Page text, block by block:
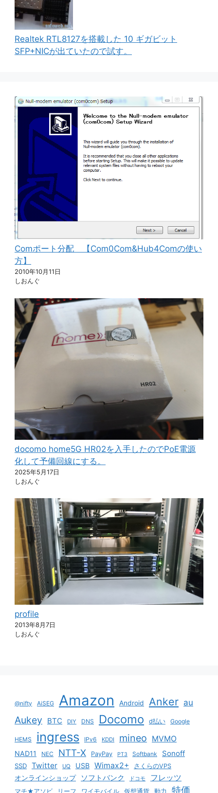
Realtek RTL8127を搭載した 10 ギガビット
SFP+NICが出ていたので試す。
Comポート分配 【Com0Com&Hub4Comの使い
方】
2010年10月11日
しおんぐ
docomo home5G HR02を入手したのでPoE電源
化して予備回線にする。
2025年5月17日
しおんぐ
profile
2013年8月7日
しおんぐ
@nifty AiSEG Amazon Android Anker au
Aukey BTC DIY DNS Docomo d払い Google
HEMS ingress IPv6 KDDI mineo MVMO
NAD11 NEC NTT-X PayPay PT3 Softbank Sonoff
SSD Twitter UQ USB Wimax2+ さくらのVPS
オンラインショップ ソフトバンク ドコモ フレッツ
マチ★アソビ リーフ ワイモバイル 仮想通貨 動力 特価